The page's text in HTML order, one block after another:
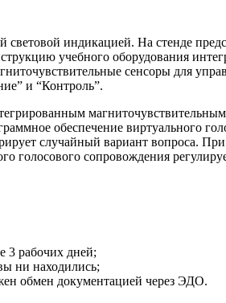
индикацией. На стенде
учебного оборудования
сенсоры для
и “Контроль”.
обеспечение виртуального
случайный вариант вопроса.
голосового сопровождения
3 рабочих дней;
ни находились;
обмен документацией через ЭДО.